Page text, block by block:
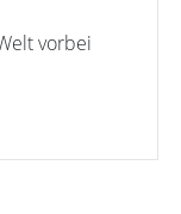
vorbei